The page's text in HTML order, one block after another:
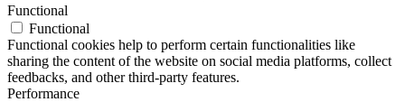
Functional
Functional
Functional cookies help to perform certain functionalities like
sharing the content of the website on social media platforms, collect
feedbacks, and other third-party features.
Performance